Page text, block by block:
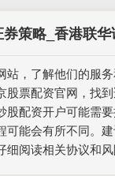
策略_香港联
站，了解他们的服
股票配资官网，找
股配资开户可能需
可能会有所不同。
阅读相关协议和风